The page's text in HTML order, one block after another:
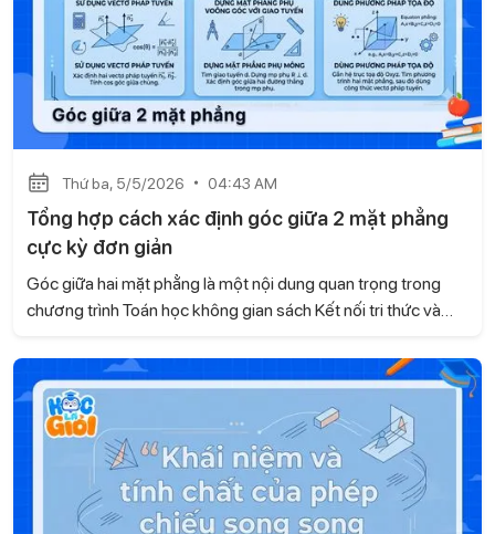
Thứ ba, 5/5/2026 04:43 AM
Tổng hợp cách xác định góc giữa 2 mặt phẳng
cực kỳ đơn giản
Góc giữa hai mặt phẳng là một nội dung quan trọng trong
chương trình Toán học không gian sách Kết nối tri thức và
Tuy nhiên, nhiều học sinh vẫn chưa nắm được phương pháp
giải rõ ràng, dẫn đến việc làm bài thiếu chính xác. Với bài viết,
Gia sư Học là Giỏi sẽ giúp con hệ thống kiến thức một cách
bài bản, từ đó áp dụng hiệu quả vào từng dạng bài cụ thể.